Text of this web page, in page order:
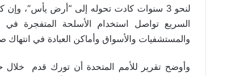
لنحو 3 سنوات كادت تحوله إلى “أرض يأس”،
السريع تواصل استخدام الأسلحة المتفجرة في
والمستشفيات والأسواق وأماكن العبادة في انتهاك
وأوضح تقرير للأمم المتحدة أن تورك قدم